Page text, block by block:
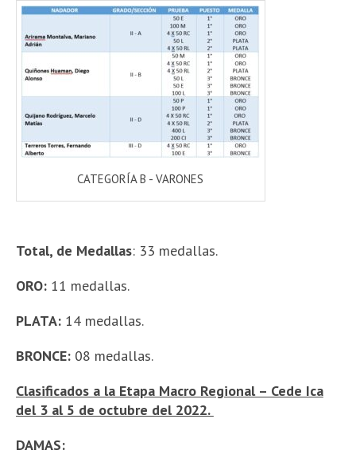
CATEGORÍA B - VARONES
Total, de Medallas: 33 medallas.
ORO:11 medallas.
PLATA:14 medallas.
BRONCE:08 medallas.
Clasificados a la Etapa Macro Regional – Cede Ica
del 3 al 5 de octubre del 2022.
DAMAS: